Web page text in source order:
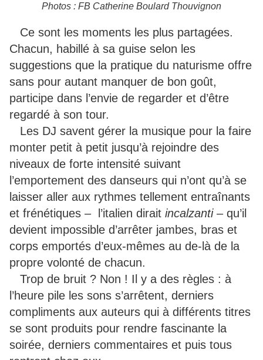
Photos : FB Catherine Boulard Thouvignon
Ce sont les moments les plus partagées.
Chacun, habillé à sa guise selon les
suggestions que la pratique du naturisme offre
sans pour autant manquer de bon goût,
participe dans l’envie de regarder et d’être
regardé à son tour.
Les DJ savent gérer la musique pour la faire
monter petit à petit jusqu’à rejoindre des
niveaux de forte intensité suivant
l’emportement des danseurs qui n’ont qu’à se
laisser aller aux rythmes tellement entraînants
et frénétiques – l’italien dirait incalzanti – qu’il
devient impossible d’arrêter jambes, bras et
corps emportés d’eux-mêmes au de-là de la
propre volonté de chacun.
Trop de bruit ? Non ! Il y a des règles : à
l’heure pile les sons s’arrêtent, derniers
compliments aux auteurs qui à différents titres
se sont produits pour rendre fascinante la
soirée, derniers commentaires et puis tous